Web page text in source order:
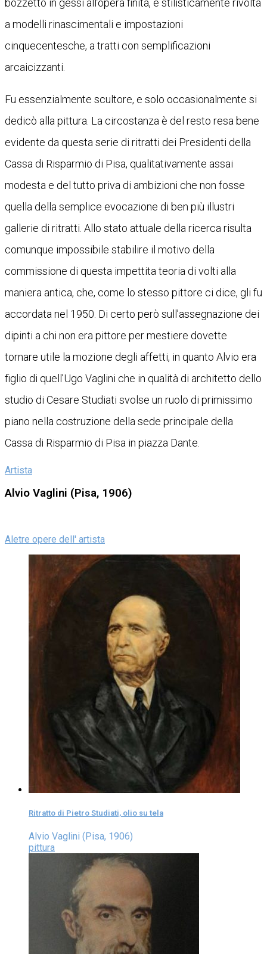
a modelli rinascimentali e impostazioni
cinquecentesche, a tratti con semplificazioni
arcaicizzanti.
Fu essenzialmente scultore, e solo occasionalmente si
dedicò alla pittura. La circostanza è del resto resa bene
evidente da questa serie di ritratti dei Presidenti della
Cassa di Risparmio di Pisa, qualitativamente assai
modesta e del tutto priva di ambizioni che non fosse
quella della semplice evocazione di ben più illustri
gallerie di ritratti. Allo stato attuale della ricerca risulta
comunque impossibile stabilire il motivo della
commissione di questa impettita teoria di volti alla
maniera antica, che, come lo stesso pittore ci dice, gli fu
accordata nel 1950. Di certo però sull’assegnazione dei
dipinti a chi non era pittore per mestiere dovette
tornare utile la mozione degli affetti, in quanto Alvio era
figlio di quell’Ugo Vaglini che in qualità di architetto dello
studio di Cesare Studiati svolse un ruolo di primissimo
piano nella costruzione della sede principale della
Cassa di Risparmio di Pisa in piazza Dante.
Artista
Alvio Vaglini (Pisa, 1906)
Aletre opere dell' artista
Ritratto di Pietro Studiati, olio su tela
Alvio Vaglini (Pisa, 1906)
pittura